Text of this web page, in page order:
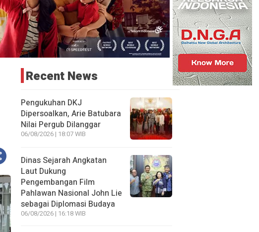
Recent News
Pengukuhan DKJ
Dipersoalkan, Arie Batubara
Nilai Pergub Dilanggar
06/08/2026 | 18:07 WIB
Dinas Sejarah Angkatan
Laut Dukung
Pengembangan Film
Pahlawan Nasional John Lie
sebagai Diplomasi Budaya
06/08/2026 | 16:18 WIB